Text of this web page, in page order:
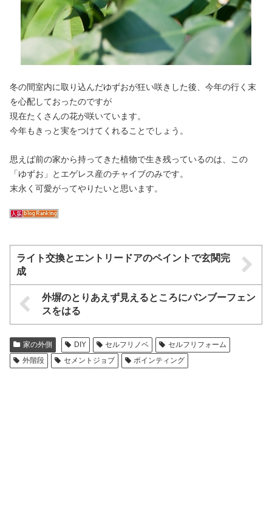
冬の間室内に取り込んだゆずおが狂い咲きした後、今年の行く末
を心配しておったのですが
現在たくさんの花が咲いています。
今年もきっと実をつけてくれることでしょう。
思えば前の家から持ってきた植物で生き残っているのは、この
「ゆずお」とエゲレス産のチャイブのみです。
末永く可愛がってやりたいと思います。
ライト交換とエントリードアのペイントで玄関完
成
外塀のとりあえず見えるところにバンブーフェン
スをはる
家の外側 DIY セルフリノベ
セルフリフォーム
外階段
セメントジョブ ポインティング